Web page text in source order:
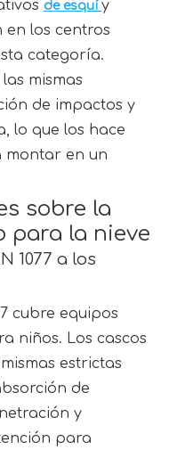
de esquí y
en los centros
categoría.
mismas
de impactos y
lo que los hace
montar en un
sobre la
para la nieve
1077 a los
cubre equipos
niños. Los cascos
estrictas
de
y
para